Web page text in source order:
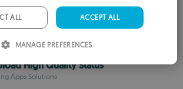
Piu Apps
High Quality Status
Apps Solutions
ACCEPT ALL
ALL
MANAGE PREFERENCES